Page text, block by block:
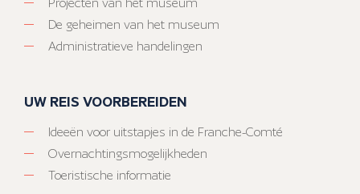
De geheimen van het museum
Administratieve handelingen
UW REIS VOORBEREIDEN
Ideeën voor uitstapjes in de Franche-Comté
Overnachtingsmogelijkheden
Toeristische informatie